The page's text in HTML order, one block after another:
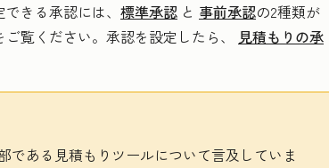
きる承認には、 標準承認 と 事前承認の2種類が
覧ください。承認を設定したら、 見積もりの承
である見積もりツールについて言及していま